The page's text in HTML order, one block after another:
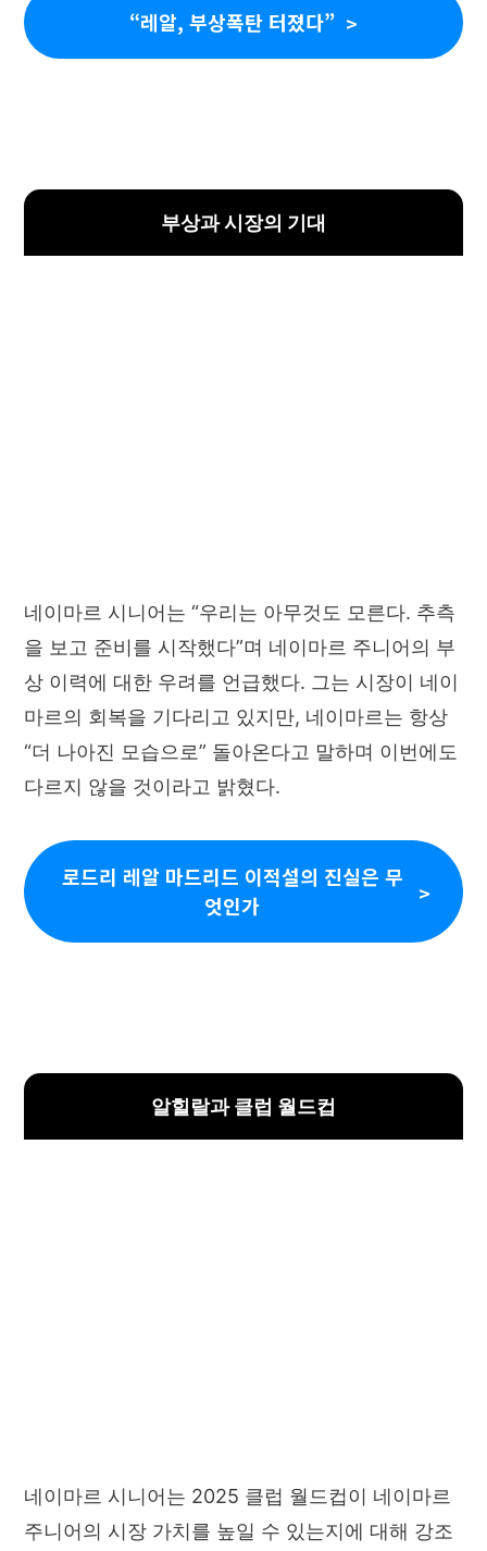
“레알, 부상폭탄 터졌다”
부상과 시장의 기대
네이마르 시니어는 “우리는 아무것도 모른다. 추측
을 보고 준비를 시작했다”며 네이마르 주니어의 부
상 이력에 대한 우려를 언급했다. 그는 시장이 네이
마르의 회복을 기다리고 있지만, 네이마르는 항상
“더 나아진 모습으로” 돌아온다고 말하며 이번에도
다르지 않을 것이라고 밝혔다.
로드리 레알 마드리드 이적설의 진실은 무
엇인가
알힐랄과 클럽 월드컵
네이마르 시니어는 2025 클럽 월드컵이 네이마르
주니어의 시장 가치를 높일 수 있는지에 대해 강조